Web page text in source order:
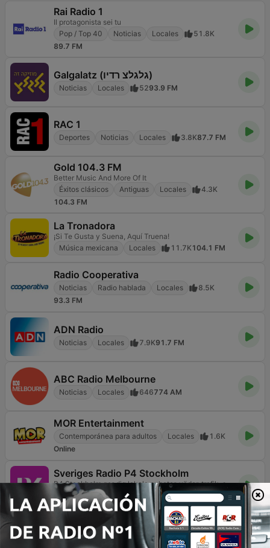
Rai Radio 1
Il protagonista sei tu
Pop / Top 40
Noticias Locales
51.8K
89.7 FM
Galgalatz (גלגלצ רדיו)
Noticias Locales 5293.9 FM
RAC 1
Deportes Noticias Locales 3.8K87.7 FM
Gold 104.3 FM
Better Music And More Of It
Éxitos clásicos
Antiguas Locales
4.3K
104.3 FM
La Tronadora
¡Si Te Gusta y Suena, Aquí Truena!
Música mexicana
Locales 11.7K104.1 FM
Radio Cooperativa
Noticias Radio hablada Locales
8.5K
93.3 FM
ADN Radio
Noticias Locales 7.9K91.7 FM
ABC Radio Melbourne
Noticias Locales 646774 AM
MOR Entertainment
Contemporánea para adultos Locales
1.6K
Online
Sveriges Radio P4 Stockholm
P4 Stockholm ger dig lokala nyheter, väder, trafik, sport och välkänd musik. Kanalen som utgår från alla stockholmares vardag.
Noticias
Locales 103.3 FM